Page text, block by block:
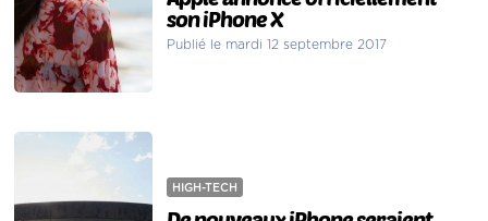
son iPhone X
Publié le mardi 12 septembre 2017
HIGH-TECH